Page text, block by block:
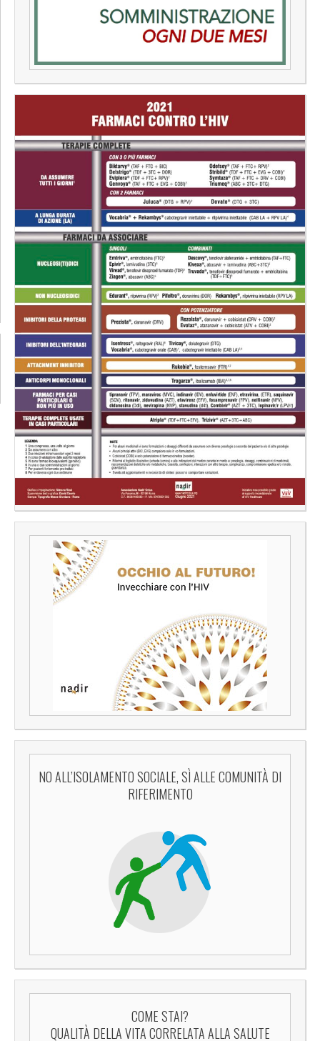
NO ALL’ISOLAMENTO SOCIALE, SÌ ALLE COMUNITÀ DI
RIFERIMENTO
COME STAI?
QUALITÀ DELLA VITA CORRELATA ALLA SALUTE